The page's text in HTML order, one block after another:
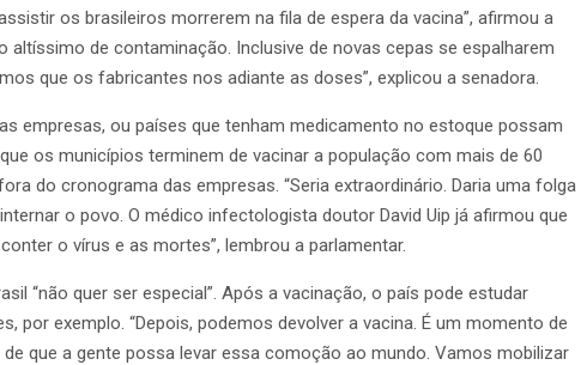
os brasileiros morrerem na fila de espera da vacina”, afirmou a
altíssimo de contaminação. Inclusive de novas cepas se espalharem
que os fabricantes nos adiante as doses”, explicou a senadora.
empresas, ou países que tenham medicamento no estoque possam
os municípios terminem de vacinar a população com mais de 60
do cronograma das empresas. “Seria extraordinário. Daria uma folga
o povo. O médico infectologista doutor David Uip já afirmou que
o vírus e as mortes”, lembrou a parlamentar.
“não quer ser especial”. Após a vacinação, o país pode estudar
por exemplo. “Depois, podemos devolver a vacina. É um momento de
que a gente possa levar essa comoção ao mundo. Vamos mobilizar